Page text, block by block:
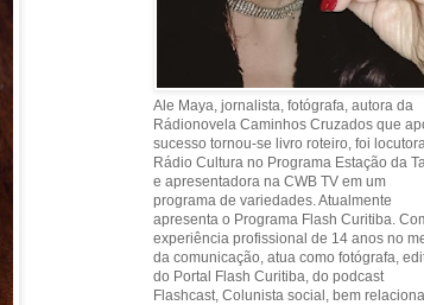
Ale Maya, jornalista, fotógrafa, autora da
Rádionovela Caminhos Cruzados que
sucesso tornou-se livro roteiro, foi
Rádio Cultura no Programa Estação da
e apresentadora na CWB TV em um
programa de variedades. Atualmente
apresenta o Programa Flash Curitiba.
experiência profissional de 14 anos no
da comunicação, atua como fotógrafa,
do Portal Flash Curitiba, do podcast
Flashcast, Colunista social, bem